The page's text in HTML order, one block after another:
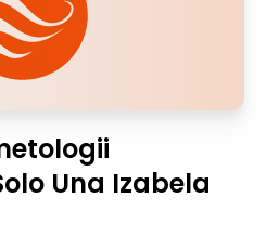
Una Izabela